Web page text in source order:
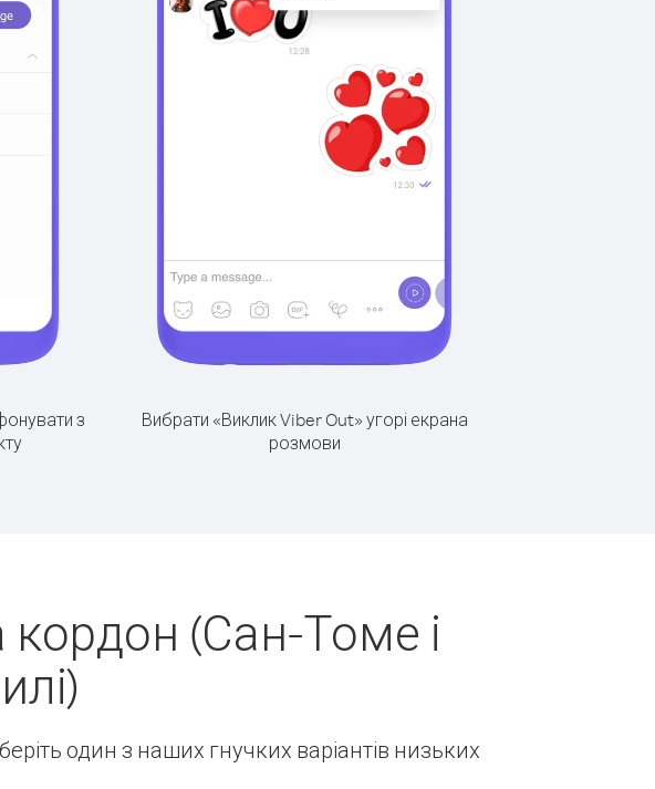
з
Вибрати «Виклик Viber Out» угорі екрана
розмови
(Сан-Томе і
один з наших гнучких варіантів низьких